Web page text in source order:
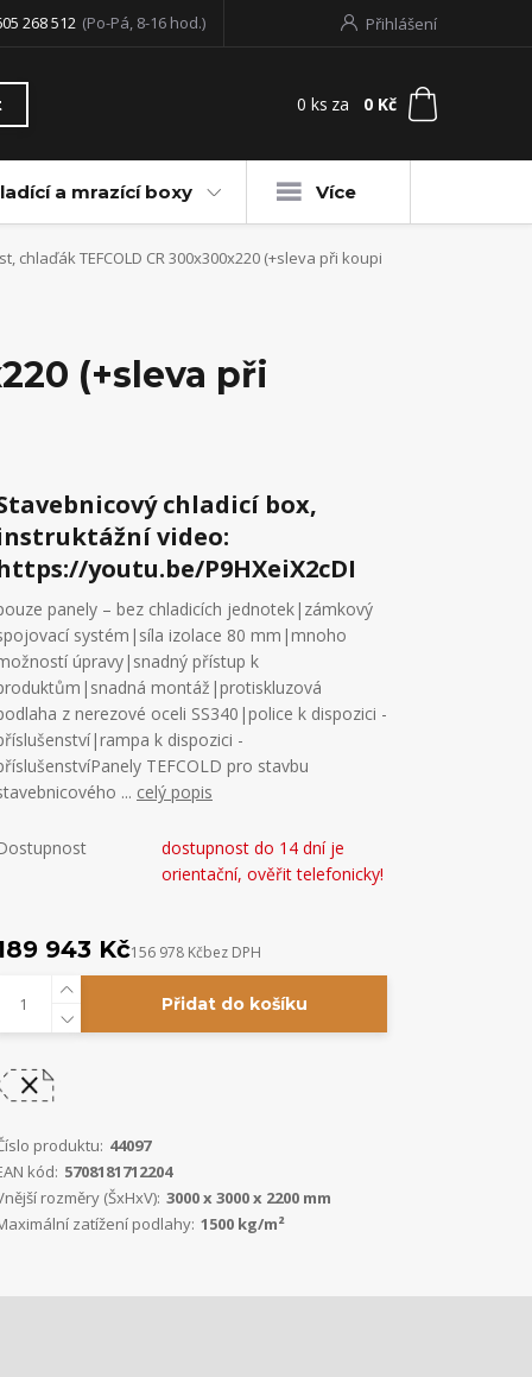
Přihlášení
268 512 (Po-Pá, 8-16 hod.)
0 ks za 0 Kč
a mrazící boxy Více
chlaďák TEFCOLD CR 300x300x220 (+sleva při koupi
(+sleva při
chladicí box,
video:
youtu.be/P9HXeiX2cDI
panely – bez chladicích jednotek|zámkový
systém|síla izolace 80 mm|mnoho
úpravy|snadný přístup k
montáž|protiskluzová
z nerezové oceli SS340|police k dispozici -
k dispozici -
TEFCOLD pro stavbu
... celý popis
dostupnost do 14 dní je
orientační, ověřit telefonicky!
943 Kč156 978 Kčbez DPH
Přidat do košíku
produktu: 44097
kód: 5708181712204
rozměry (ŠxHxV): 3000 x 3000 x 2200 mm
zatížení podlahy: 1500 kg/m²